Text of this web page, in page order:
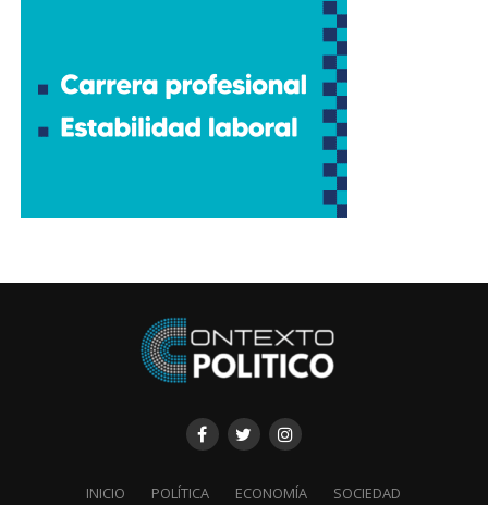
INICIO POLÍTICA ECONOMÍA SOCIEDAD